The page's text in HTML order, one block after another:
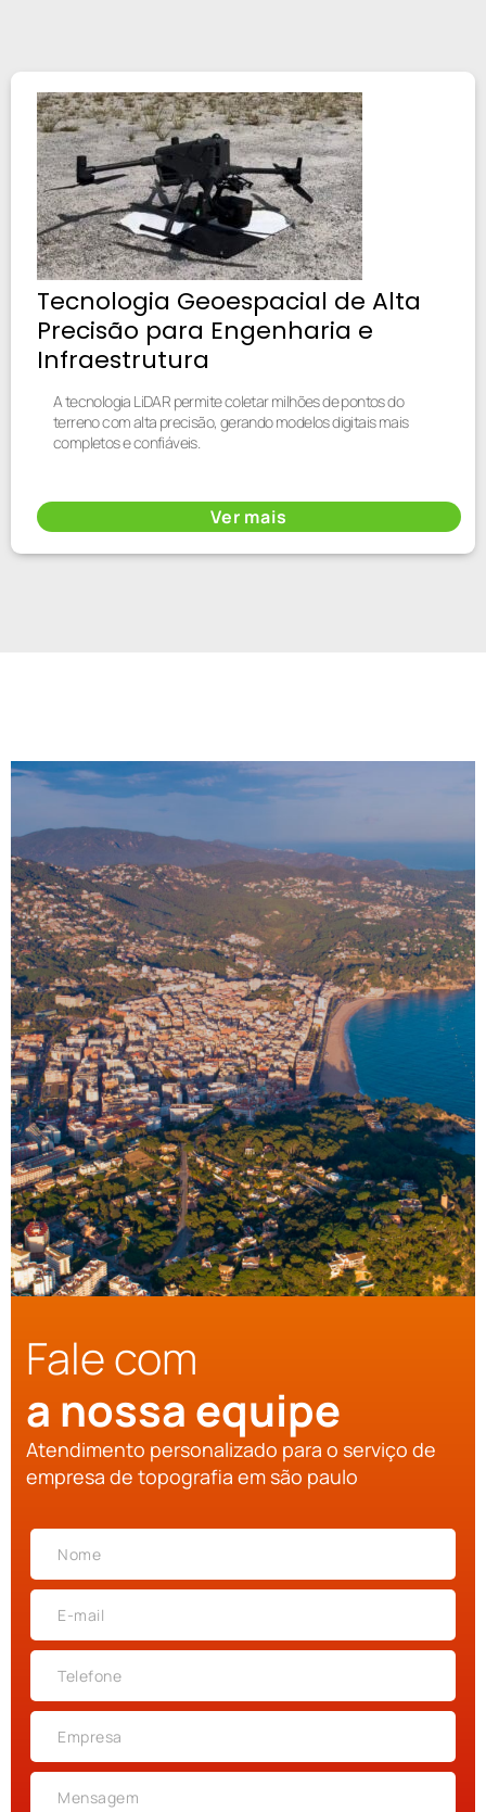
Tecnologia Geoespacial de Alta
Precisão para Engenharia e
Infraestrutura
A tecnologia LiDAR permite coletar milhões de pontos do
terreno com alta precisão, gerando modelos digitais mais
completos e confiáveis.
Ver mais
Fale com
a nossa equipe
Atendimento personalizado para o serviço de
empresa de topografia em são paulo